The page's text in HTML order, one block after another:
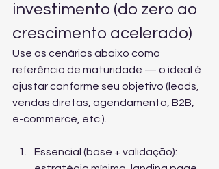
investimento (do zero ao
crescimento acelerado)
Use os cenários abaixo como
referência de maturidade — o ideal é
ajustar conforme seu objetivo (leads,
vendas diretas, agendamento, B2B,
e-commerce, etc.).
Essencial (base + validação):